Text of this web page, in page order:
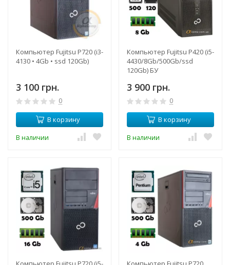
Компьютер Fujitsu P720 (i3-
4130 • 4Gb • ssd 120Gb)
3 100 грн.
0
В корзину
В наличии
Компьютер Fujitsu P420 (i5-
4430/8Gb/500Gb/ssd
120Gb) БУ
3 900 грн.
0
В корзину
В наличии